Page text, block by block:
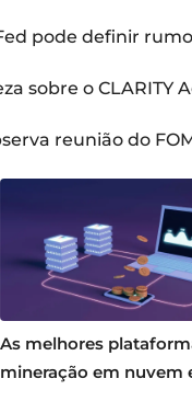
pode definir
sobre o CLARITY
reunião do
As melhores
mineração em nuvem